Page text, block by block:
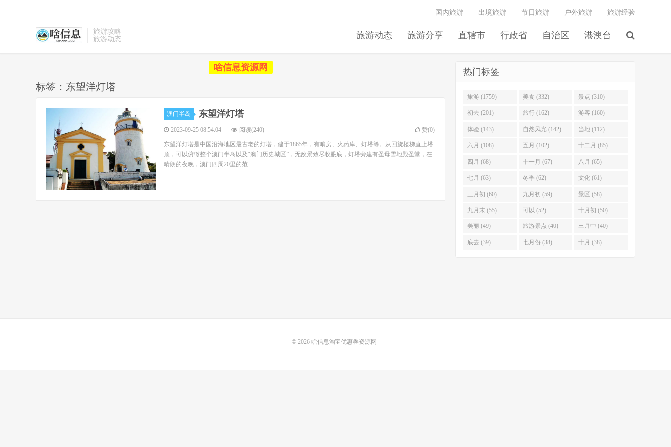
旅游攻略
旅游动态
旅游动态 旅游分享 直辖市 行政省 自治区 港澳台
国内旅游 出境旅游 节日旅游 户外旅游 旅游经验
啥信息资源网
标签：东望洋灯塔
澳门半岛 东望洋灯塔
2023-09-25 08:54:04 阅读(240) 赞(0)
东望洋灯塔是中国沿海地区最古老的灯塔，建于1865年，有哨房、火药库、灯塔等。从回旋楼梯直上塔
顶，可以俯瞰整个澳门半岛以及“澳门历史城区”，无敌景致尽收眼底，灯塔旁建有圣母雪地殿圣堂，在
晴朗的夜晚，澳门四周20里的范...
热门标签
旅游 (1759) 美食 (332) 景点 (310)
初去 (201) 旅行 (162) 游客 (160)
体验 (143) 自然风光 (142) 当地 (112)
六月 (108) 五月 (102) 十二月 (85)
四月 (68) 十一月 (67) 八月 (65)
七月 (63) 冬季 (62) 文化 (61)
三月初 (60) 九月初 (59) 景区 (58)
九月末 (55) 可以 (52) 十月初 (50)
美丽 (49) 旅游景点 (40) 三月中 (40)
底去 (39) 七月份 (38) 十月 (38)
© 2026 啥信息淘宝优惠券资源网